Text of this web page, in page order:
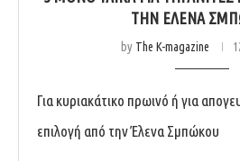
ΤΗΝ ΈΛΕΝΑ
by The K-magazine
Για κυριακάτικο πρωινό ή για
επιλογή από την Έλενα Σμπώκου